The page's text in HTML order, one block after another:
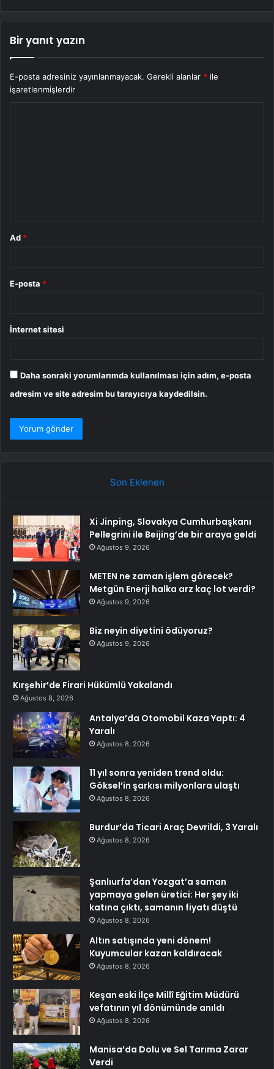
Bir yanıt yazın
E-posta adresiniz yayınlanmayacak. Gerekli alanlar * ile
işaretlenmişlerdir
Ad *
E-posta *
İnternet sitesi
Daha sonraki yorumlarımda kullanılması için adım, e-posta
adresim ve site adresim bu tarayıcıya kaydedilsin.
Son Eklenen
Xi Jinping, Slovakya Cumhurbaşkanı
Pellegrini ile Beijing’de bir araya geldi
Ağustos 9, 2026
METEN ne zaman işlem görecek?
Metgün Enerji halka arz kaç lot verdi?
Ağustos 9, 2026
Biz neyin diyetini ödüyoruz?
Ağustos 9, 2026
Kırşehir’de Firari Hükümlü Yakalandı
Ağustos 8, 2026
Antalya’da Otomobil Kaza Yaptı: 4
Yaralı
Ağustos 8, 2026
11 yıl sonra yeniden trend oldu:
Göksel’in şarkısı milyonlara ulaştı
Ağustos 8, 2026
Burdur’da Ticari Araç Devrildi, 3 Yaralı
Ağustos 8, 2026
Şanlıurfa’dan Yozgat’a saman
yapmaya gelen üretici: Her şey iki
katına çıktı, samanın fiyatı düştü
Ağustos 8, 2026
Altın satışında yeni dönem!
Kuyumcular kazan kaldıracak
Ağustos 8, 2026
Keşan eski İlçe Millî Eğitim Müdürü
vefatının yıl dönümünde anıldı
Ağustos 8, 2026
Manisa’da Dolu ve Sel Tarıma Zarar
Verdi